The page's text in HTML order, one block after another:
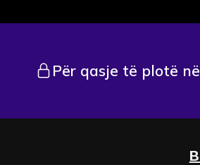
Për qasje të plotë